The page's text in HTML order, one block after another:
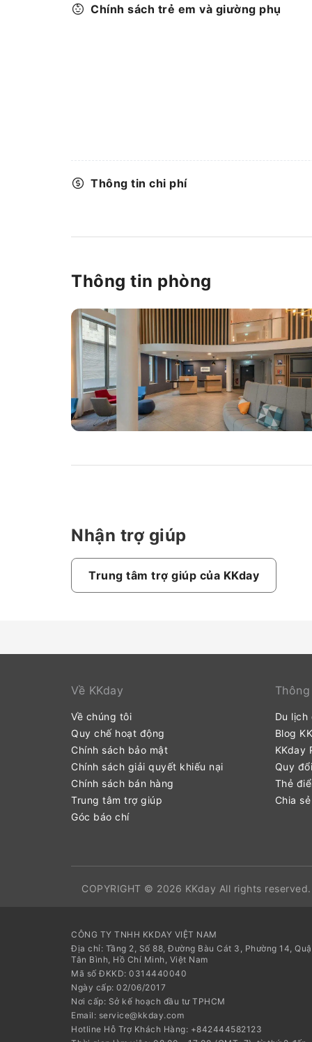
Chính sách trẻ em và giường phụ
Thông tin chi phí
Thông tin phòng
Nhận trợ giúp
Trung tâm trợ giúp của KKday
Về KKday
Về chúng tôi
Quy chế hoạt động
Chính sách bảo mật
Chính sách giải quyết khiếu nại
Chính sách bán hàng
Trung tâm trợ giúp
Góc báo chí
Du lịch
Blog
KKday
Quy
Thẻ
Chia
COPYRIGHT © 2026 KKday All rights reserved.
CÔNG TY TNHH KKDAY VIỆT NAM
Địa chỉ: Tầng 2, Số 88, Đường Bàu Cát 3, Phường 14,
Tân Bình, Hồ Chí Minh, Việt Nam
Mã số ĐKKD: 0314440040
Ngày cấp: 02/06/2017
Nơi cấp: Sở kế hoạch đầu tư TPHCM
Email: service@kkday.com
Hotline Hỗ Trợ Khách Hàng: +842444582123